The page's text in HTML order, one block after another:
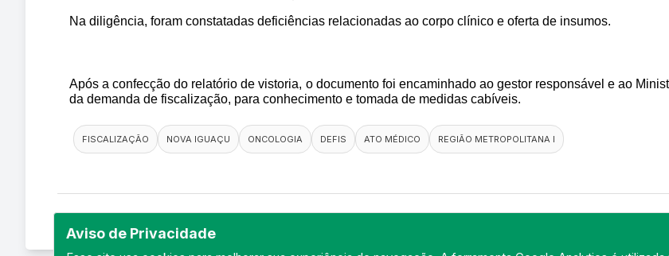
Aviso de Privacidade
Na diligência, foram constatadas deficiências relacionadas ao corpo clínico e oferta de insumos.
Após a confecção do relatório de vistoria, o documento foi encaminhado ao gestor responsável e ao
da demanda de fiscalização, para conhecimento e tomada de medidas cabíveis.
FISCALIZAÇÃO NOVA IGUAÇU ONCOLOGIA DEFIS ATO MÉDICO REGIÃO METROPOLITANA I